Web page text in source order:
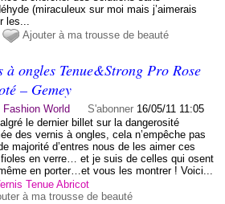
(miraculeux sur moi mais j’aimerais
les...
Ajouter à ma trousse de beauté
à ongles Tenue&Strong Pro Rose
– Gemey
Fashion World S'abonner 16/05/11 11:05
le dernier billet sur la dangerosité
des vernis à ongles, cela n’empêche pas
majorité d’entres nous de les aimer ces
en verre… et je suis de celles qui osent
en porter…et vous les montrer ! Voici...
Tenue Abricot
à ma trousse de beauté